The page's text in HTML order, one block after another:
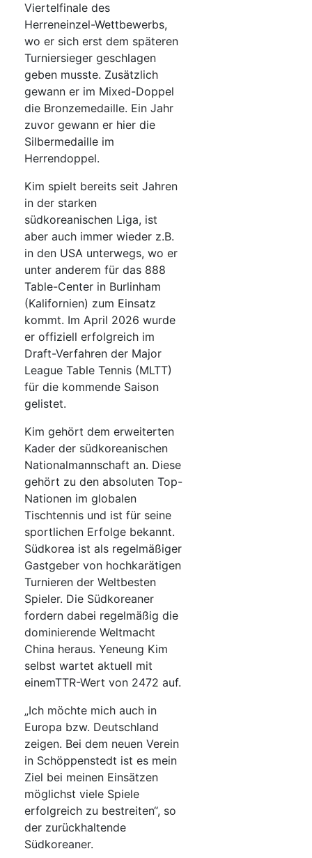
Viertelfinale des
Herreneinzel-Wettbewerbs,
wo er sich erst dem späteren
Turniersieger geschlagen
geben musste. Zusätzlich
gewann er im Mixed-Doppel
die Bronzemedaille. Ein Jahr
zuvor gewann er hier die
Silbermedaille im
Herrendoppel.
Kim spielt bereits seit Jahren
in der starken
südkoreanischen Liga, ist
aber auch immer wieder z.B.
in den USA unterwegs, wo er
unter anderem für das 888
Table-Center in Burlinham
(Kalifornien) zum Einsatz
kommt. Im April 2026 wurde
er offiziell erfolgreich im
Draft-Verfahren der Major
League Table Tennis (MLTT)
für die kommende Saison
gelistet.
Kim gehört dem erweiterten
Kader der südkoreanischen
Nationalmannschaft an. Diese
gehört zu den absoluten Top-
Nationen im globalen
Tischtennis und ist für seine
sportlichen Erfolge bekannt.
Südkorea ist als regelmäßiger
Gastgeber von hochkarätigen
Turnieren der Weltbesten
Spieler. Die Südkoreaner
fordern dabei regelmäßig die
dominierende Weltmacht
China heraus. Yeneung Kim
selbst wartet aktuell mit
einemTTR-Wert von 2472 auf.
„Ich möchte mich auch in
Europa bzw. Deutschland
zeigen. Bei dem neuen Verein
in Schöppenstedt ist es mein
Ziel bei meinen Einsätzen
möglichst viele Spiele
erfolgreich zu bestreiten“, so
der zurückhaltende
Südkoreaner.